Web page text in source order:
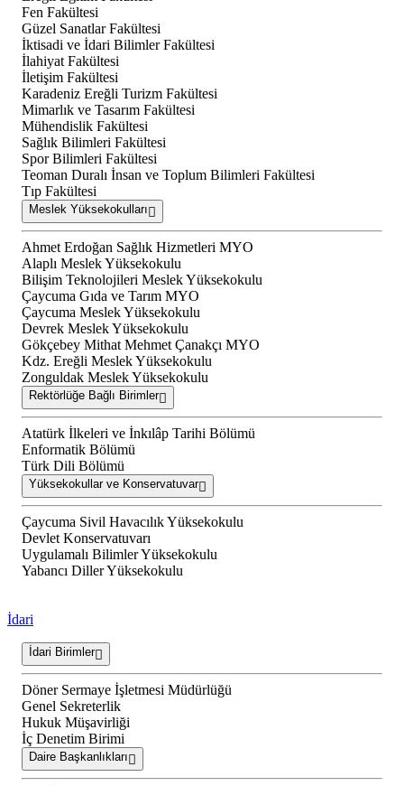
Fen Fakültesi
Güzel Sanatlar Fakültesi
İktisadi ve İdari Bilimler Fakültesi
İlahiyat Fakültesi
İletişim Fakültesi
Karadeniz Ereğli Turizm Fakültesi
Mimarlık ve Tasarım Fakültesi
Mühendislik Fakültesi
Sağlık Bilimleri Fakültesi
Spor Bilimleri Fakültesi
Teoman Duralı İnsan ve Toplum Bilimleri Fakültesi
Tıp Fakültesi
Meslek Yüksekokulları
Ahmet Erdoğan Sağlık Hizmetleri MYO
Alaplı Meslek Yüksekokulu
Bilişim Teknolojileri Meslek Yüksekokulu
Çaycuma Gıda ve Tarım MYO
Çaycuma Meslek Yüksekokulu
Devrek Meslek Yüksekokulu
Gökçebey Mithat Mehmet Çanakçı MYO
Kdz. Ereğli Meslek Yüksekokulu
Zonguldak Meslek Yüksekokulu
Rektörlüğe Bağlı Birimler
Atatürk İlkeleri ve İnkılâp Tarihi Bölümü
Enformatik Bölümü
Türk Dili Bölümü
Yüksekokullar ve Konservatuvar
Çaycuma Sivil Havacılık Yüksekokulu
Devlet Konservatuvarı
Uygulamalı Bilimler Yüksekokulu
Yabancı Diller Yüksekokulu
İdari
İdari Birimler
Döner Sermaye İşletmesi Müdürlüğü
Genel Sekreterlik
Hukuk Müşavirliği
İç Denetim Birimi
Daire Başkanlıkları